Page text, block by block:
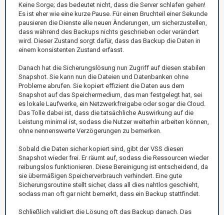
Keine Sorge; das bedeutet nicht, dass die Server schlafen gehen!
Es ist eher wie eine kurze Pause. Für einen Bruchteil einer Sekunde
pausieren die Dienste alle neuen Änderungen, um sicherzustellen,
dass während des Backups nichts geschrieben oder verändert
wird. Dieser Zustand sorgt dafür, dass das Backup die Daten in
einem konsistenten Zustand erfasst.
Danach hat die Sicherungslösung nun Zugriff auf diesen stabilen
Snapshot. Sie kann nun die Dateien und Datenbanken ohne
Probleme abrufen. Sie kopiert effizient die Daten aus dem
Snapshot auf das Speichermedium, das man festgelegt hat, sei
es lokale Laufwerke, ein Netzwerkfreigabe oder sogar die Cloud.
Das Tolle dabei ist, dass die tatsächliche Auswirkung auf die
Leistung minimal ist, sodass die Nutzer weiterhin arbeiten können,
ohne nennenswerte Verzögerungen zu bemerken.
Sobald die Daten sicher kopiert sind, gibt der VSS diesen
Snapshot wieder frei. Er räumt auf, sodass die Ressourcen wieder
reibungslos funktionieren. Diese Bereinigung ist entscheidend, da
sie übermäßigen Speicherverbrauch verhindert. Eine gute
Sicherungsroutine stellt sicher, dass all dies nahtlos geschieht,
sodass man oft gar nicht bemerkt, dass ein Backup stattfindet.
Schließlich validiert die Lösung oft das Backup danach. Das